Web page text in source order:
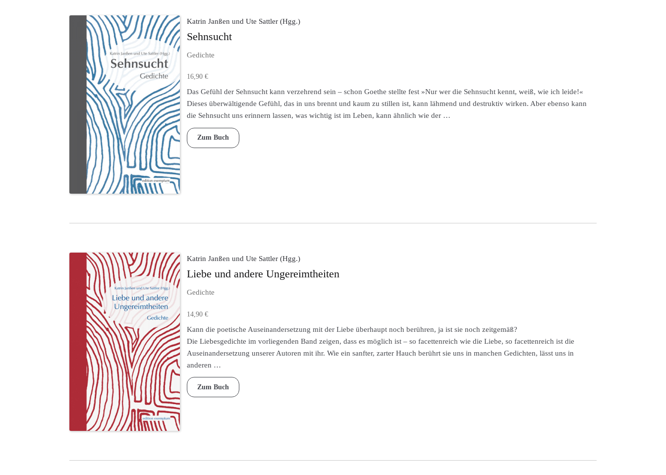
Katrin Janßen und Ute Sattler (Hgg.)
Sehnsucht
Gedichte
16,90€
Das Gefühl der Sehnsucht kann verzehrend sein – schon Goethe stellte fest »Nur wer die Sehnsucht kennt, weiß, wie ich leide!«
Dieses überwältigende Gefühl, das in uns brennt und kaum zu stillen ist, kann lähmend und destruktiv wirken. Aber ebenso kann
die Sehnsucht uns erinnern lassen, was wichtig ist im Leben, kann ähnlich wie der …
Zum Buch
Katrin Janßen und Ute Sattler (Hgg.)
Liebe und andere Ungereimtheiten
Gedichte
14,90€
Kann die poetische Auseinandersetzung mit der Liebe überhaupt noch berühren, ja ist sie noch zeitgemäß?
Die Liebesgedichte im vorliegenden Band zeigen, dass es möglich ist – so facettenreich wie die Liebe, so facettenreich ist die
Auseinandersetzung unserer Autoren mit ihr. Wie ein sanfter, zarter Hauch berührt sie uns in manchen Gedichten, lässt uns in
anderen …
Zum Buch